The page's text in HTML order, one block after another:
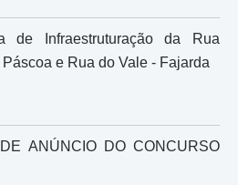
de Infraestruturação da Rua
e Rua do Vale - Fajarda
ANÚNCIO DO CONCURSO